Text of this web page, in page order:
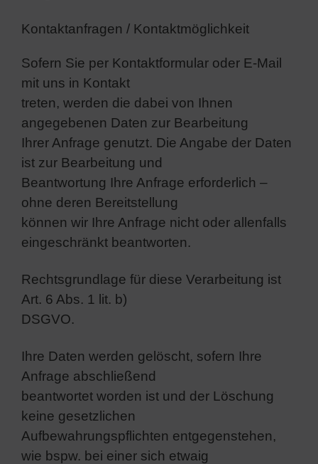
Kontaktanfragen / Kontaktmöglichkeit
Sofern Sie per Kontaktformular oder E-Mail
mit uns in Kontakt
treten, werden die dabei von Ihnen
angegebenen Daten zur Bearbeitung
Ihrer Anfrage genutzt. Die Angabe der Daten
ist zur Bearbeitung und
Beantwortung Ihre Anfrage erforderlich –
ohne deren Bereitstellung
können wir Ihre Anfrage nicht oder allenfalls
eingeschränkt beantworten.
Rechtsgrundlage für diese Verarbeitung ist
Art. 6 Abs. 1 lit. b)
DSGVO.
Ihre Daten werden gelöscht, sofern Ihre
Anfrage abschließend
beantwortet worden ist und der Löschung
keine gesetzlichen
Aufbewahrungspflichten entgegenstehen,
wie bspw. bei einer sich etwaig